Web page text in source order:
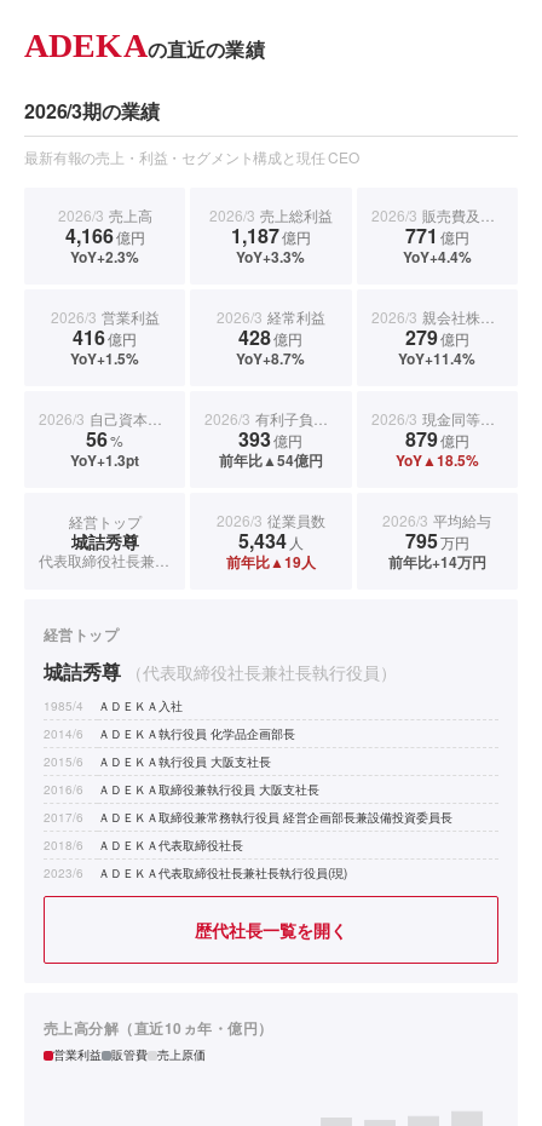
ADEKAの直近の業績
2026/3期の業績
最新有報の売上・利益・セグメント構成と現任 CEO
2026/3 売上高
4,166億円
YoY+2.3%
2026/3 売上総利益
1,187億円
YoY+3.3%
2026/3 販売費及び一般管理費
771 億円
YoY+4.4%
2026/3 営業利益
416億円
YoY+1.5%
2026/3 経常利益
428億円
YoY+8.7%
2026/3 親会社株主に帰属する当期純利益
279億円
YoY+11.4%
2026/3 自己資本比率
56%
YoY+1.3pt
2026/3 有利子負債合計
393億円
前年比▲54億円
2026/3 現金同等物期末残高
879億円
YoY▲18.5%
経営トップ
城詰秀尊
2026/3 従業員数
5,434 人
前年比▲19人
2026/3 平均給与
795万円
前年比+14万円
経営トップ
城詰秀尊 （代表取締役社長兼社長執行役員）
1985/4
ＡＤＥＫＡ入社
2014/6
ＡＤＥＫＡ執行役員 化学品企画部長
2015/6
ＡＤＥＫＡ執行役員 大阪支社長
2016/6
ＡＤＥＫＡ取締役兼執行役員 大阪支社長
2017/6
ＡＤＥＫＡ取締役兼常務執行役員 経営企画部長兼設備投資委員長
2018/6
ＡＤＥＫＡ代表取締役社長
2023/6
ＡＤＥＫＡ代表取締役社長兼社長執行役員(現)
歴代社長一覧を開く
売上高分解（直近10ヵ年・億円）
営業利益 販管費 売上原価